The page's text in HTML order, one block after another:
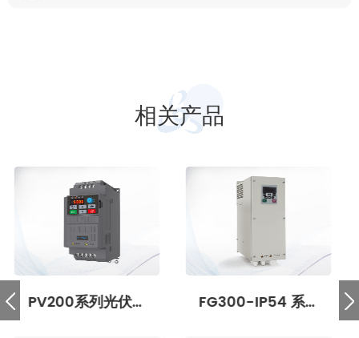
相关产品
FG300-IP54 系列
FS200系列智能水泵